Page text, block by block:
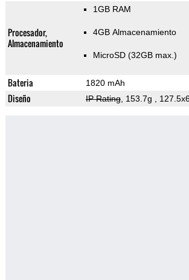
Procesador,
Almacenamiento
1GB RAM
4GB Almacenamiento
MicroSD (32GB max.)
Bateria 1820 mAh
Diseño IP Rating, 153.7g ,